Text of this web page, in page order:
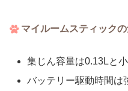
マイルームスティック
集じん容量は0.13Lと
バッテリー駆動時間は